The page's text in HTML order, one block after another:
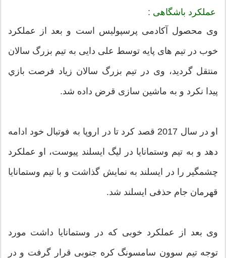
عملکرد باشگاهی :
وی محصول آکادمی پرسپولیس است و بعد از عملکرد
خوب در تیم های پایه توسط علی دایی به تیم بزرگ سالان
منتقل گردید، وی در تیم بزرگ سالان زیاد فرصت بازي
پیدا نکرد و به ماشین سازی قرض داده شد.
او در سال 2017 قصد کرد تا در اروپا به فوتبال خود ادامه
دهد و به تیم وستمانایا در لیگ ایسلند پیوست، او عملکرد
چشمگیر را در ایسلند به نمایش گذاشت و با تیم وستمانایا
قهرمان جام حذفی ایسلند شد.
وی بعد از عملکرد خوبی که در وستمانایا داشت مورد
توجه تیم سوون سامسونگ کره جنوبی قرار گرفت و در